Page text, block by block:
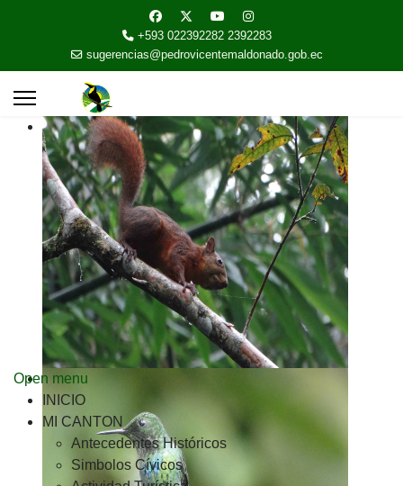
+593 022392282 2392283
sugerencias@pedrovicentemaldonado.gob.ec
Open menu
INICIO
MI CANTON
Antecedentes Históricos
Simbolos Cívicos